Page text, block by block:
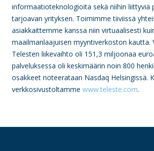
informaatioteknologioita sekä niihin liittyviä
tarjoavan yrityksen. Toimimme tiiviissä
asiakkaittemme kanssa niin virtuaalisesti
maailmanlaajuisen myyntiverkoston kautta.
Telesten liikevaihto oli 151,3 miljoonaa
palveluksessa oli keskimäärin noin 800
osakkeet noteerataan Nasdaq Helsingissä.
verkkosivustoltamme www.teleste.com.